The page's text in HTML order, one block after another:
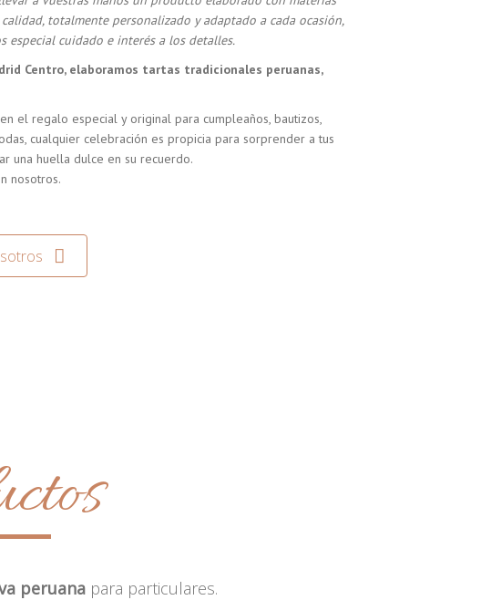
totalmente personalizado y adaptado a cada ocasión,
especial cuidado e interés a los detalles.
Centro, elaboramos tartas tradicionales peruanas,
el regalo especial y original para cumpleaños, bautizos,
cualquier celebración es propicia para sorprender a tus
una huella dulce en su recuerdo.
nosotros.
peruana para particulares.